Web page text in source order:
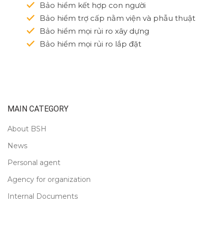
Bảo hiểm kết hợp con người
Bảo hiểm trợ cấp nằm viện và phẫu thuật
Bảo hiểm mọi rủi ro xây dựng
Bảo hiểm mọi rủi ro lắp đặt
MAIN CATEGORY
About BSH
News
Personal agent
Agency for organization
Internal Documents